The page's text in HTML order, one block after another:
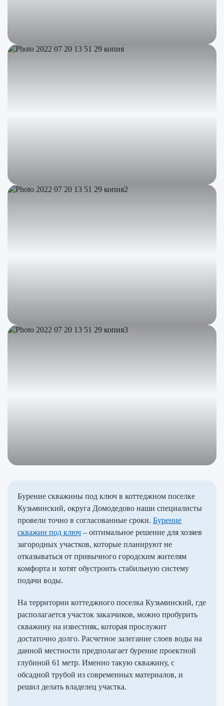
Бурение скважины под ключ в коттеджном поселке
Кузьминский, округа Домодедово наши специалисты
провели точно в согласованные сроки. Бурение
скважин под ключ – оптимальное решение для хозяев
загородных участков, которые планируют не
отказываться от привычного городским жителям
комфорта и хотят обустроить стабильную систему
подачи воды.
На территории коттеджного поселка Кузьминский, где
располагается участок заказчиков, можно пробурить
скважину на известняк, которая прослужит
достаточно долго. Расчетное залегание слоев воды на
данной местности предполагает бурение проектной
глубиной 61 метр. Именно такую скважину, с
обсадной трубой из современных материалов, и
решил делать владелец участка.